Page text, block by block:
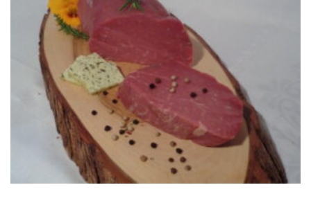
auf.
Die
Optionen
können
Produktseite